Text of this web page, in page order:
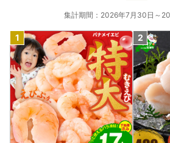
集計期間：2026年7月30日～